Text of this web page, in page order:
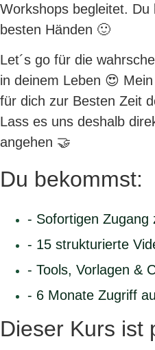
Workshops begleitet.
besten Händen 🙂
Let´s go für die
in deinem Leben 😍
für dich zur Besten Zeit
Lass es uns deshalb
angehen 🤝
Du bekommst:
- Sofortigen Zugang
- 15 strukturierte
- Tools, Vorlagen &
- 6 Monate Zugriff
Dieser Kurs ist